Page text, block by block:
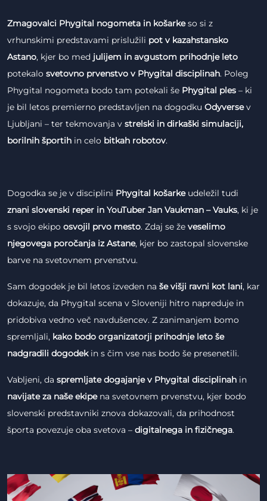
Zmagovalci Phygital nogometa in košarkeso si z
vrhunskimi predstavami prislužili pot v kazahstansko
Astano, kjer bo med julijem in avgustom prihodnje leto
potekalo svetovno prvenstvo v Phygital disciplinah. Poleg
Phygital nogometa bodo tam potekali še Phygital ples – ki
je bil letos premierno predstavljen na dogodku Odyversev
Ljubljani – ter tekmovanja v strelski in dirkaški simulaciji,
borilnih športih in celo bitkah robotov.
Dogodka se je v disciplini Phygital košarkeudeležil tudi
znani slovenski reper in YouTuber Jan Vaukman – Vauks, ki je
s svojo ekipo osvojil prvo mesto. Zdaj se že veselimo
njegovega poročanja iz Astane, kjer bo zastopal slovenske
barve na svetovnem prvenstvu.
Sam dogodek je bil letos izveden na še višji ravni kot lani, kar
dokazuje, da Phygital scena v Sloveniji hitro napreduje in
pridobiva vedno več navdušencev. Z zanimanjem bomo
spremljali, kako bodo organizatorji prihodnje leto še
nadgradili dogodekin s čim vse nas bodo še presenetili.
Vabljeni, da spremljate dogajanje v Phygital disciplinah in
navijate za naše ekipena svetovnem prvenstvu, kjer bodo
slovenski predstavniki znova dokazovali, da prihodnost
športa povezuje oba svetova – digitalnega in fizičnega.